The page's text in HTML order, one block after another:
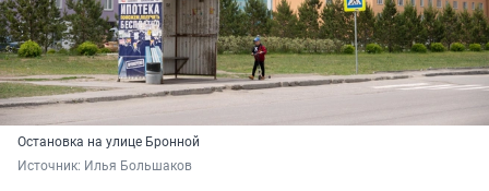
Остановка на улице Бронной
Источник: Илья Большаков